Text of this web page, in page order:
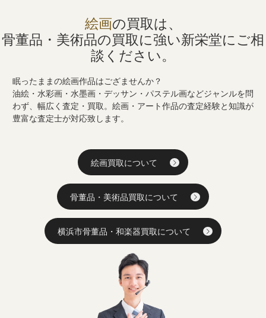
絵画の買取は、
骨董品・美術品の買取に強い新栄堂にご相
談ください。
眠ったままの絵画作品はござませんか？
油絵・水彩画・水墨画・デッサン・パステル画などジャンルを問
わず、幅広く査定・買取。絵画・アート作品の査定経験と知識が
豊富な査定士が対応致します。
絵画買取について
骨董品・美術品買取について
横浜市骨董品・和楽器買取について